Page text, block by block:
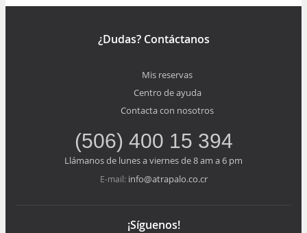
¿Dudas? Contáctanos
Mis reservas
Centro de ayuda
Contacta con nosotros
(506) 400 15 394
Llámanos de lunes a viernes de 8 am a 6 pm
E-mail: info@atrapalo.co.cr
¡Síguenos!